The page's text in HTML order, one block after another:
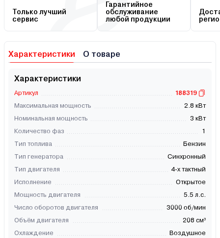
Только лучший
сервис
Гарантийное
обслуживание
любой продукции
Характеристики О товаре
Характеристики
Артикул
188319
Максимальная мощность
2.8 кВт
Номинальная мощность
3 кВт
Количество фаз
1
Тип топлива
Бензин
Тип генератора
Синхронный
Тип двигателя
4-х тактный
Исполнение
Открытое
Мощность двигателя
5.5 л.с.
Число оборотов двигателя
3000 об/мин
Объём двигателя
208 см³
Охлаждение
Воздушное